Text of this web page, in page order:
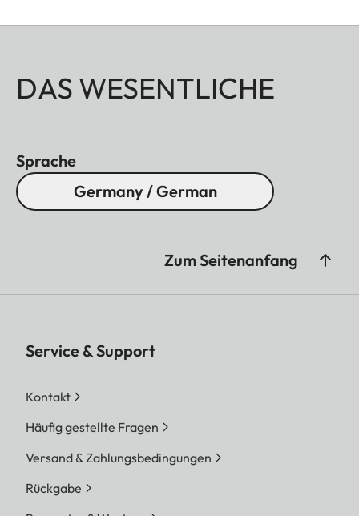
DAS WESENTLICHE
Sprache
Germany / German
Zum Seitenanfang
Service & Support
Kontakt
Häufig gestellte Fragen
Versand & Zahlungsbedingungen
Rückgabe